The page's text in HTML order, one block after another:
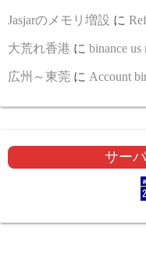
Jasjarのメモリ増設 に
大荒れ香港 に binance us
広州～東莞 に Account
サー